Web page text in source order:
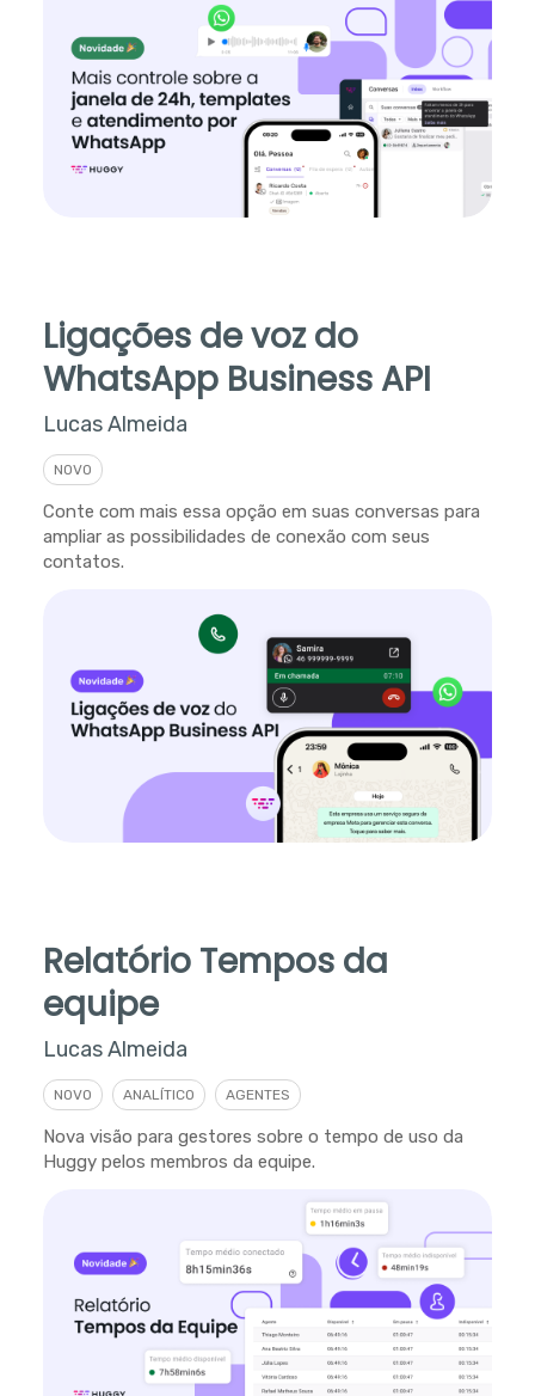
Ligações de voz do
WhatsApp Business API
Lucas Almeida
NOVO
Conte com mais essa opção em suas conversas para
ampliar as possibilidades de conexão com seus
contatos.
Relatório Tempos da
equipe
Lucas Almeida
NOVO ANALÍTICO AGENTES
Nova visão para gestores sobre o tempo de uso da
Huggy pelos membros da equipe.